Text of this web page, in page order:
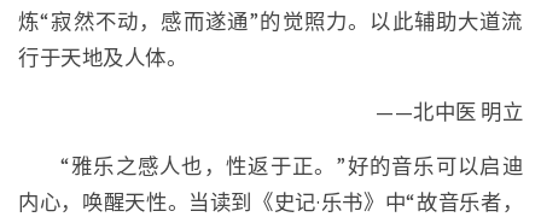
炼“寂然不动，感而遂通”的觉照力。以此辅助大道流
行于天地及人体。
——北中医 明立
“雅乐之感人也，性返于正。”好的音乐可以启迪
内心，唤醒天性。当读到《史记·乐书》中“故音乐者，